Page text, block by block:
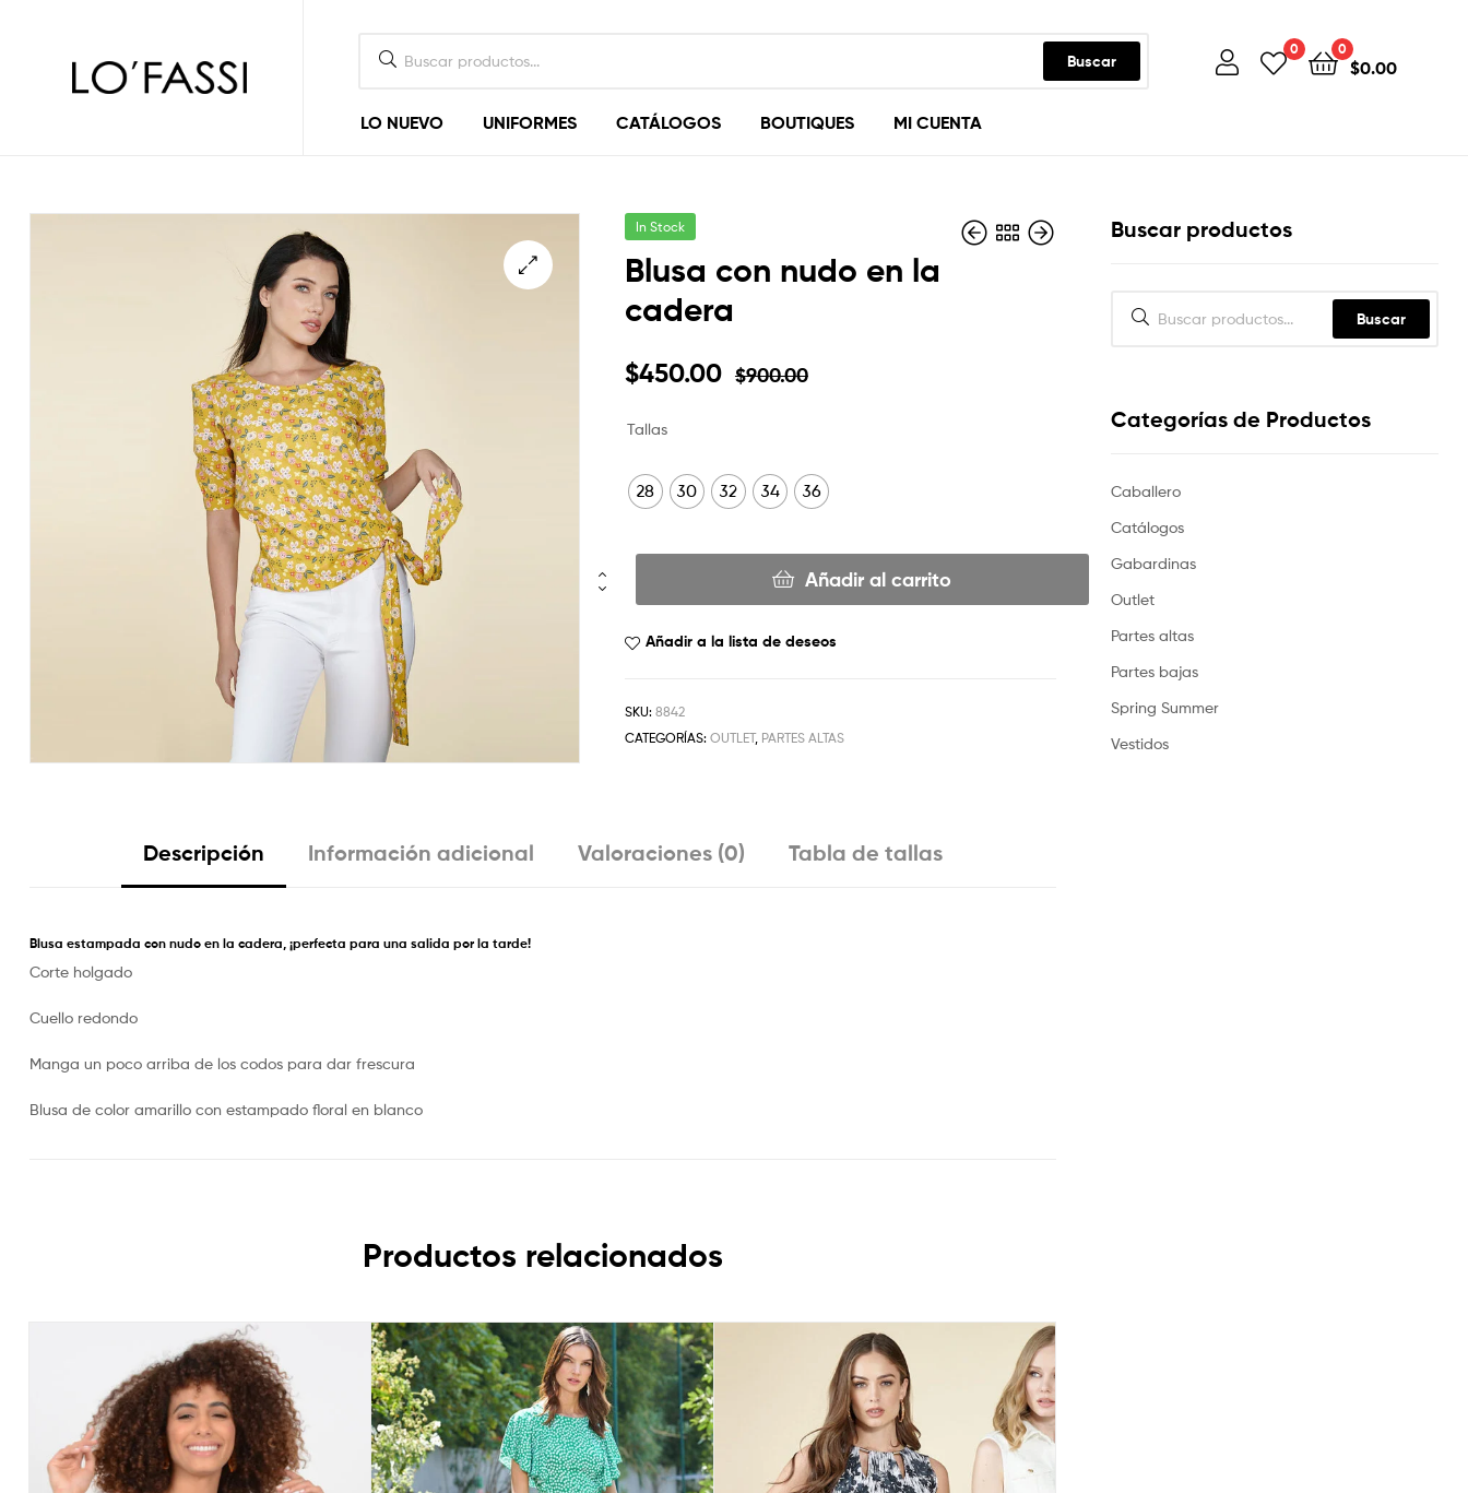
Buscar
0 0
$0.00
LO NUEVO UNIFORMES CATÁLOGOS BOUTIQUES MI CUENTA
In Stock
Blusa con nudo en la
cadera
$900.00
$450.00
Tallas
28 30 32 34 36
Añadir al carrito
Añadir a la lista de deseos
SKU: 8842
CATEGORÍAS: OUTLET, PARTES ALTAS
Descripción Información adicional Valoraciones (0) Tabla de tallas
Blusa estampada con nudo en la cadera, ¡perfecta para una salida por la tarde!
Corte holgado
Cuello redondo
Manga un poco arriba de los codos para dar frescura
Blusa de color amarillo con estampado floral en blanco
Productos relacionados
Buscar productos
Buscar
Categorías de Productos
Caballero
Catálogos
Gabardinas
Outlet
Partes altas
Partes bajas
Spring Summer
Vestidos